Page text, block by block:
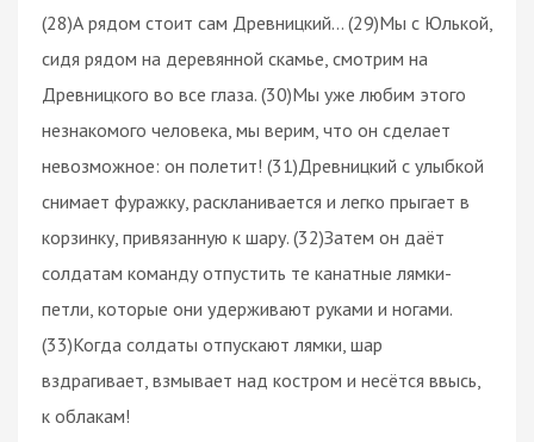
(28)А рядом стоит сам Древницкий… (29)Мы с Юлькой,
сидя рядом на деревянной скамье, смотрим на
Древницкого во все глаза. (30)Мы уже любим этого
незнакомого человека, мы верим, что он сделает
невозможное: он полетит! (31)Древницкий с улыбкой
снимает фуражку, раскланивается и легко прыгает в
корзинку, привязанную к шару. (32)Затем он даёт
солдатам команду отпустить те канатные лямки-
петли, которые они удерживают руками и ногами.
(33)Когда солдаты отпускают лямки, шар
вздрагивает, взмывает над костром и несётся ввысь,
к облакам!